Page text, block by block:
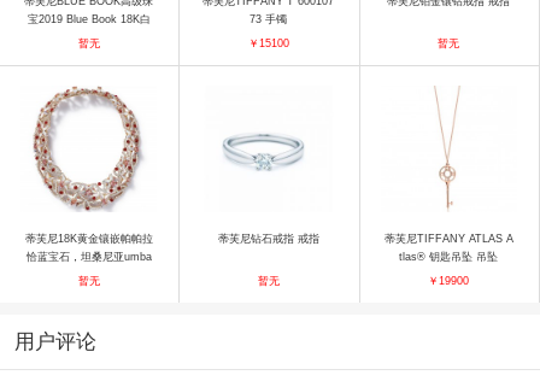
宝2019 Blue Book 18K白
金镶嵌椭圆形紫色蓝宝石及
暂无
73 手镯
￥15100
暂无
蒂芙尼18K黄金镶嵌帕帕拉
恰蓝宝石，坦桑尼亚umba
蓝宝石，红玉髓，珍珠母贝
暂无
蒂芙尼钻石戒指 戒指
暂无
蒂芙尼TIFFANY ATLAS A
tlas® 钥匙吊坠 吊坠
￥19900
用户评论